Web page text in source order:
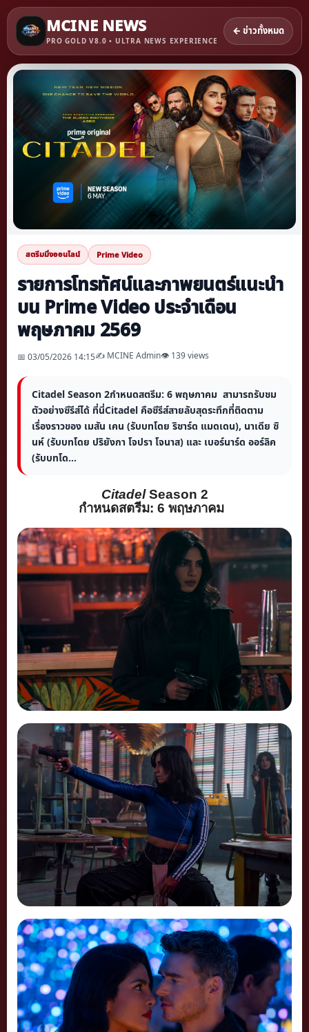
MCINE NEWS
PRO GOLD V8.0 • ULTRA NEWS EXPERIENCE
← ข่าวทั้งหมด
สตรีมมิ่งออนไลน์ Prime Video
รายการโทรทัศน์และภาพยนตร์แนะนำ
บน Prime Video ประจำเดือน
พฤษภาคม 2569
📅 03/05/2026 14:15✍️ MCINE Admin👁 139 views
Citadel Season 2กำหนดสตรีม: 6 พฤษภาคม สามารถรับชม
ตัวอย่างซีรีส์ได้ ที่นี่Citadel คือซีรีส์สายลับสุดระทึกที่ติดตาม
เรื่องราวของ เมสัน เคน (รับบทโดย ริชาร์ด แมดเดน), นาเดีย ซิ
นห์ (รับบทโดย ปริยังกา โจปรา โจนาส) และ เบอร์นาร์ด ออร์ลิค
(รับบทโด...
CitadelSeason 2
กำหนดสตรีม: 6 พฤษภาคม